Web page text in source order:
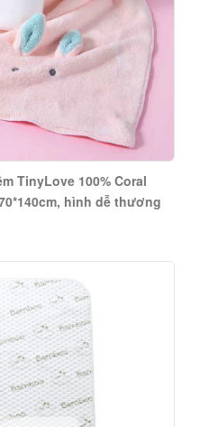
TinyLove 100% Coral
hình dễ thương